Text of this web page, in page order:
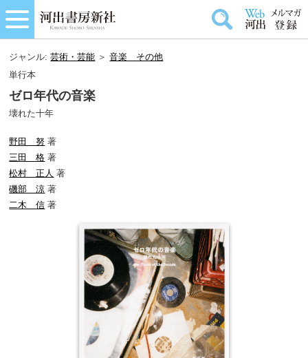
ジャンル:芸術・芸能 ＞音楽＿その他
単行本
ゼロ年代の音楽
壊れた十年
野田 努 著
三田 格 著
松村 正人 著
磯部 涼 著
二木 信 著